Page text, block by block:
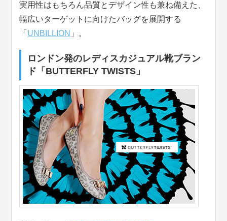
実用性はもちろん品質とデザイン性も兼ね備えた、
幅広いターゲットに向けたバッグを展開する
「 UNBILLION 」。
ロンドン発のレディスカジュアル靴ブラン
ド「BUTTERFLY TWISTS」